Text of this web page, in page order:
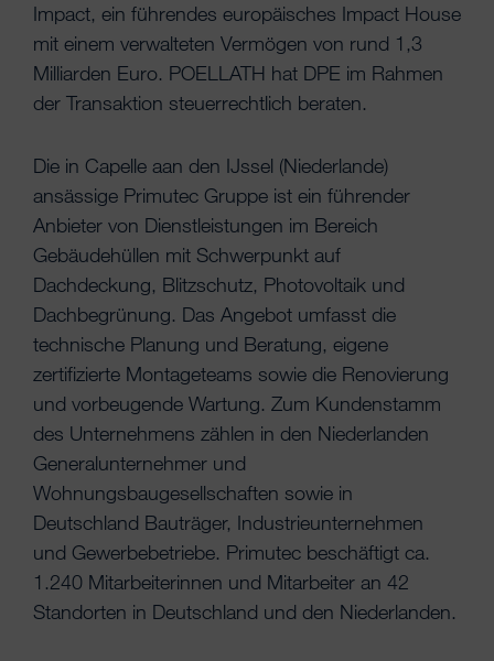
Impact, ein führendes europäisches Impact House
mit einem verwalteten Vermögen von rund 1,3
Milliarden Euro. POELLATH hat DPE im Rahmen
der Transaktion steuerrechtlich beraten.
Die in Capelle aan den IJssel (Niederlande)
ansässige Primutec Gruppe ist ein führender
Anbieter von Dienstleistungen im Bereich
Gebäudehüllen mit Schwerpunkt auf
Dachdeckung, Blitzschutz, Photovoltaik und
Dachbegrünung. Das Angebot umfasst die
technische Planung und Beratung, eigene
zertifizierte Montageteams sowie die Renovierung
und vorbeugende Wartung. Zum Kundenstamm
des Unternehmens zählen in den Niederlanden
Generalunternehmer und
Wohnungsbaugesellschaften sowie in
Deutschland Bauträger, Industrieunternehmen
und Gewerbebetriebe. Primutec beschäftigt ca.
1.240 Mitarbeiterinnen und Mitarbeiter an 42
Standorten in Deutschland und den Niederlanden.